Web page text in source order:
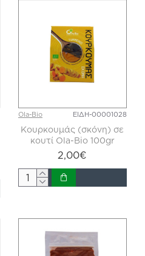
Ola-Bio ΕΙΔΗ-00001028
Κουρκουμάς (σκόνη) σε
κουτί Ola-Bio 100gr
2,00€